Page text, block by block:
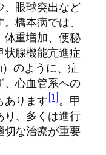
、眼球突出など
橋本病では、
体重増加、便秘
状腺機能亢進症
のように、症
、心血管系への
あります[1]。甲
り、多くは進行
切な治療が重要